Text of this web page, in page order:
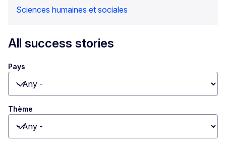
Sciences humaines et sociales
All success stories
Pays
Toggle dropdown
Thème
Toggle dropdown